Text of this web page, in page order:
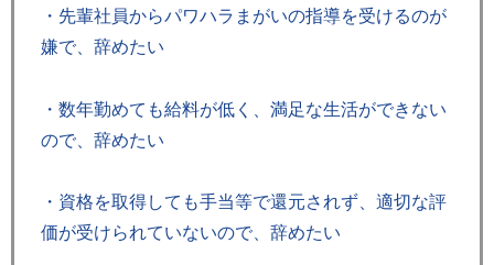
・先輩社員からパワハラまがいの指導を受けるのが
嫌で、辞めたい
・数年勤めても給料が低く、満足な生活ができない
ので、辞めたい
・資格を取得しても手当等で還元されず、適切な評
価が受けられていないので、辞めたい